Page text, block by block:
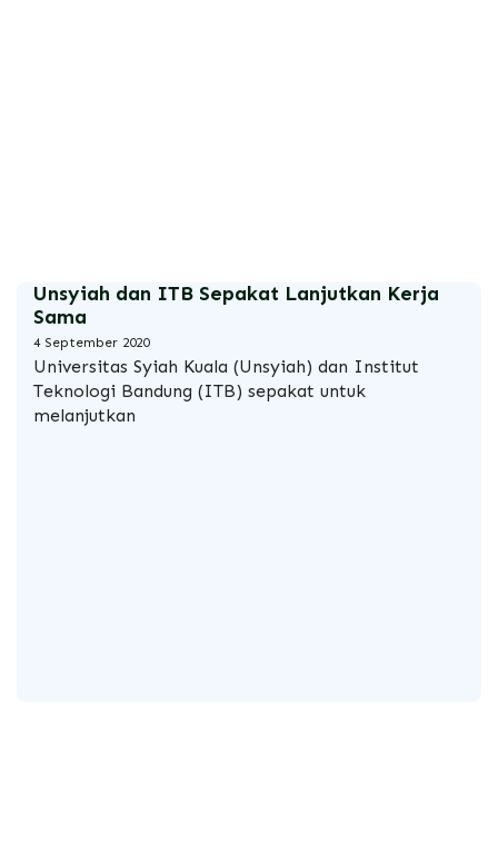
Unsyiah dan ITB Sepakat Lanjutkan Kerja
Sama
4 September 2020
Universitas Syiah Kuala (Unsyiah) dan Institut
Teknologi Bandung (ITB) sepakat untuk
melanjutkan